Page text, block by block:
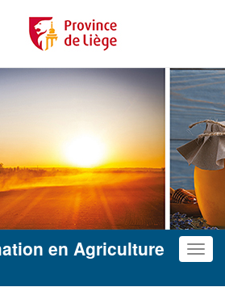
en Agriculture